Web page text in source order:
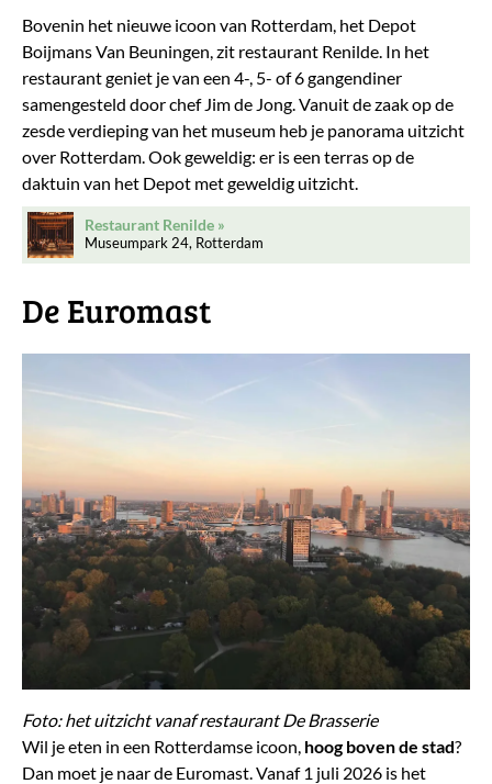
Bovenin het nieuwe icoon van Rotterdam, het Depot
Boijmans Van Beuningen, zit restaurant Renilde. In het
restaurant geniet je van een 4-, 5- of 6 gangendiner
samengesteld door chef Jim de Jong. Vanuit de zaak op de
zesde verdieping van het museum heb je panorama uitzicht
over Rotterdam. Ook geweldig: er is een terras op de
daktuin van het Depot met geweldig uitzicht.
Restaurant Renilde
Museumpark 24, Rotterdam
De Euromast
Foto: het uitzicht vanaf restaurant De Brasserie
Wil je eten in een Rotterdamse icoon, hoog boven de stad?
Dan moet je naar de Euromast. Vanaf 1 juli 2026 is het